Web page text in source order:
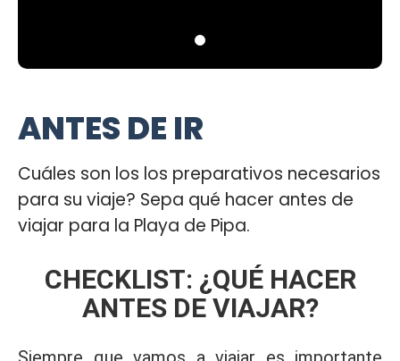
ANTES DE IR
Cuáles son los los preparativos necesarios
para su viaje? Sepa qué hacer antes de
viajar para la Playa de Pipa.
CHECKLIST: ¿QUÉ HACER
ANTES DE VIAJAR?